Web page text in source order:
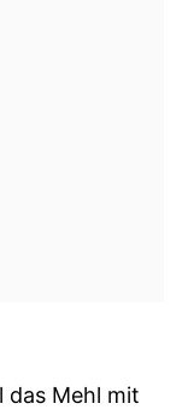
das Mehl mit